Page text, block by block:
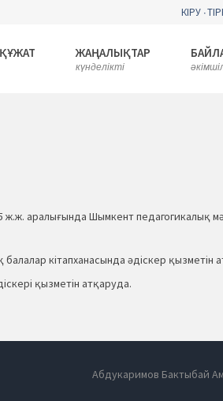
КІРУ
ЖАҢАЛЫҚТАР
күнделікті
ж.ж. аралығында Шымкент педагогикалық
кітапханасында әдіскер қызметін
қызметін атқаруда.
Абдукаримов Бактыбай